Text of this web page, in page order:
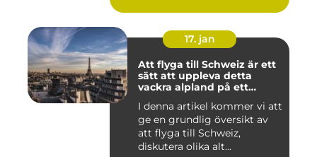
17. jan
Att flyga till Schweiz är ett
sätt att uppleva detta
vackra alpland på ett
I denna artikel kommer vi att
ge en grundlig översikt av
att flyga till Schweiz,
diskutera olika alt...